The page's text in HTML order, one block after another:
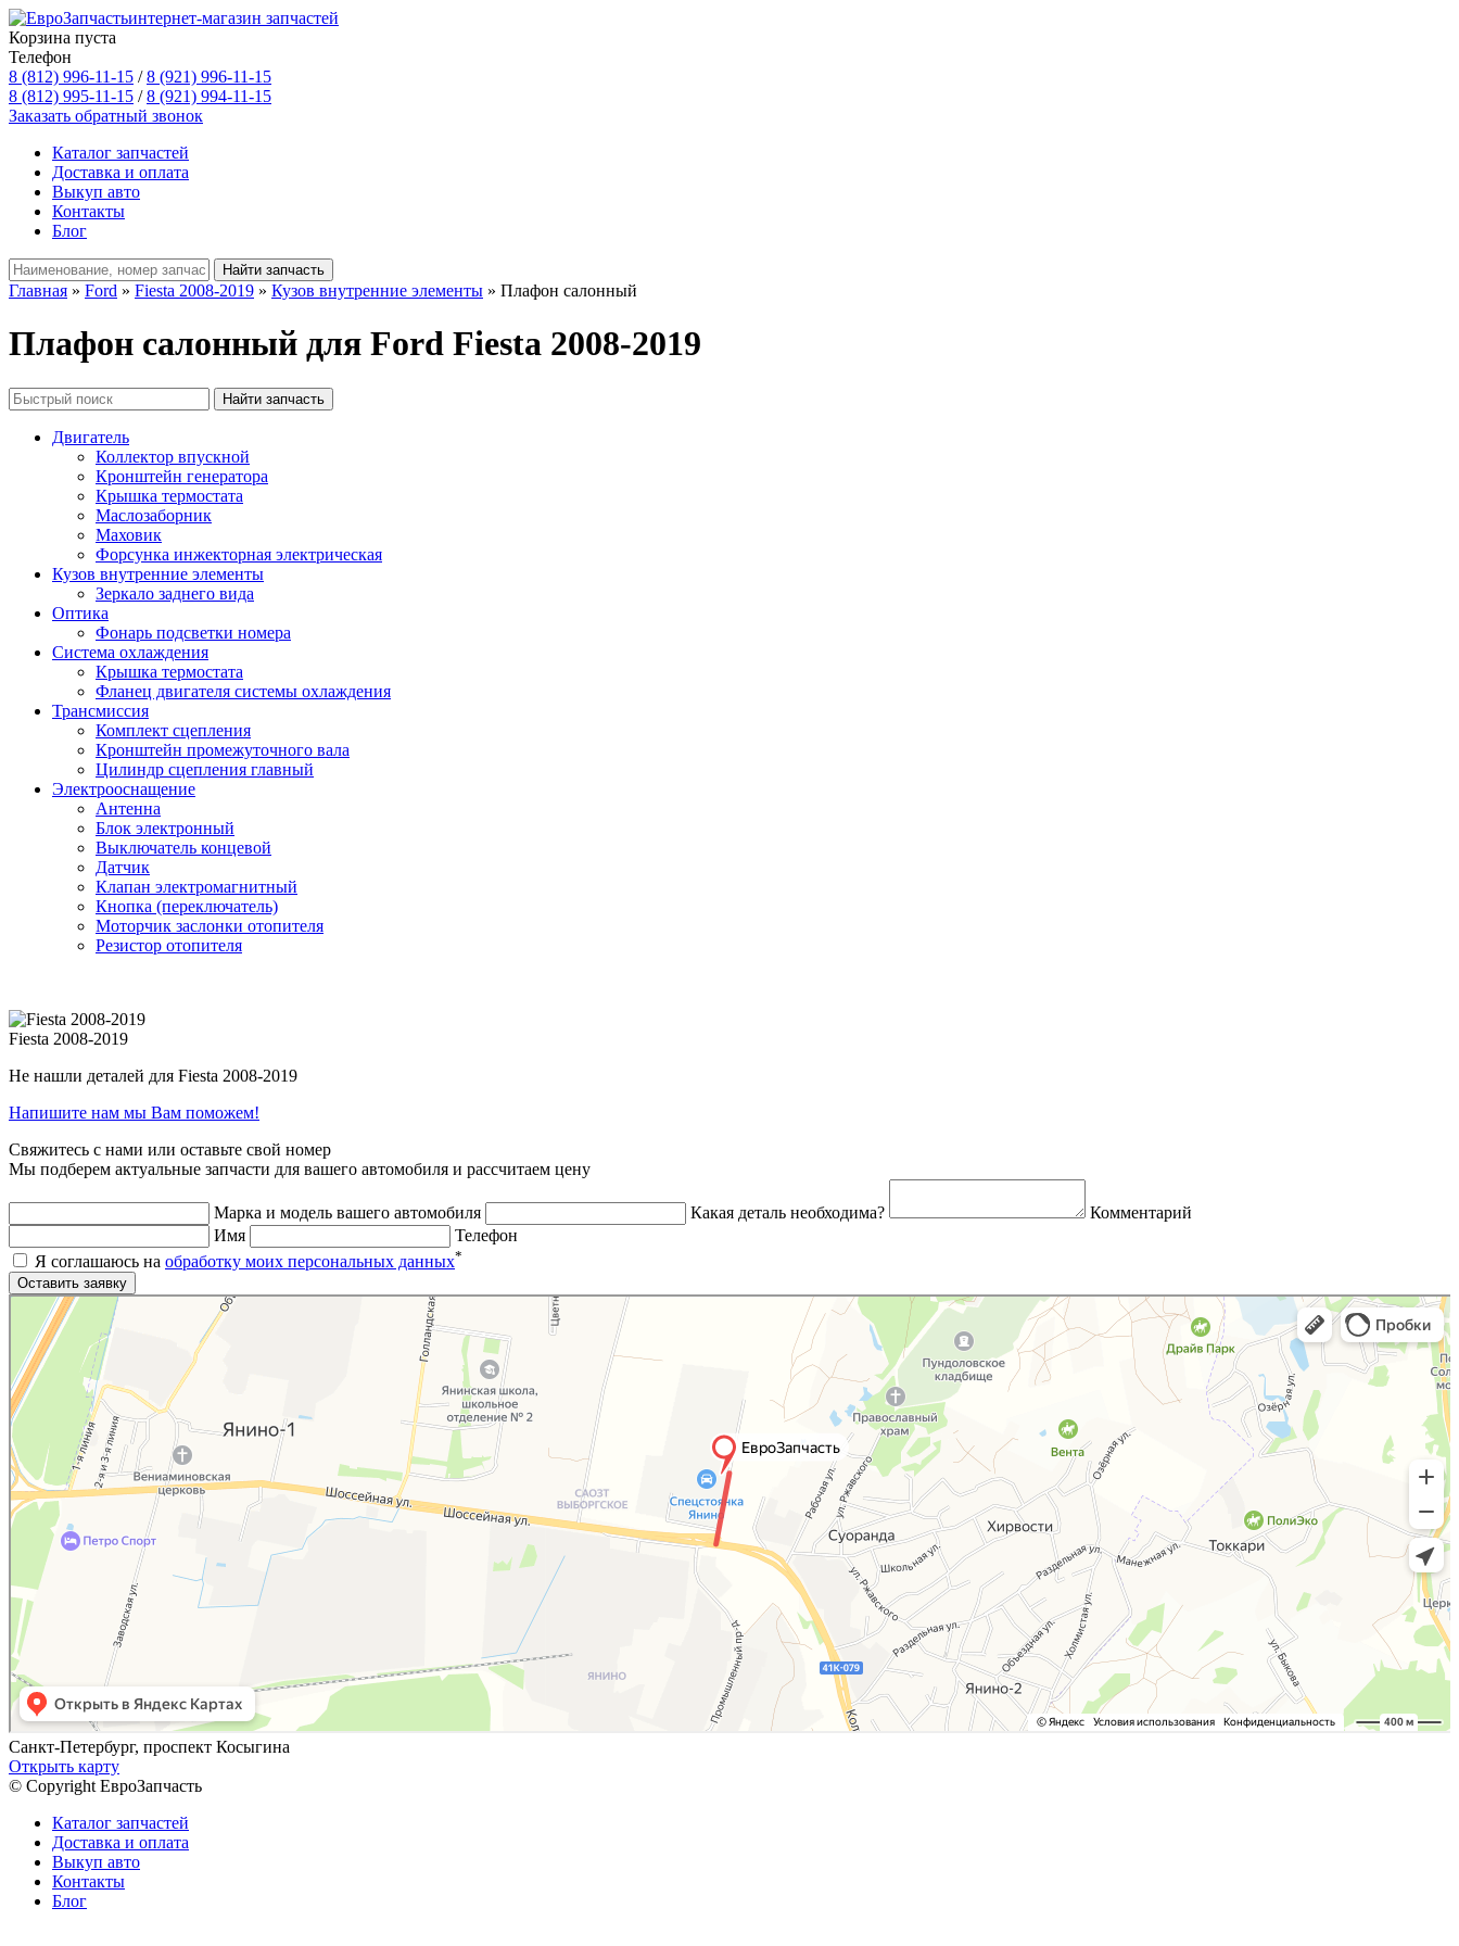
интернет-магазин запчастей
Корзина пуста
Телефон
8 (812) 996-11-15 /8 (921) 996-11-15
8 (812) 995-11-15 /8 (921) 994-11-15
Заказать обратный звонок
Каталог запчастей
Доставка и оплата
Выкуп авто
Контакты
Блог
Главная » Ford » Fiesta 2008-2019 » Кузов внутренние элементы » Плафон салонный
Плафон салонный для Ford Fiesta 2008-2019
Двигатель
Коллектор впускной
Кронштейн генератора
Крышка термостата
Маслозаборник
Маховик
Форсунка инжекторная электрическая
Кузов внутренние элементы
Зеркало заднего вида
Оптика
Фонарь подсветки номера
Система охлаждения
Крышка термостата
Фланец двигателя системы охлаждения
Трансмиссия
Комплект сцепления
Кронштейн промежуточного вала
Цилиндр сцепления главный
Электрооснащение
Антенна
Блок электронный
Выключатель концевой
Датчик
Клапан электромагнитный
Кнопка (переключатель)
Моторчик заслонки отопителя
Резистор отопителя
Fiesta 2008-2019
Не нашли деталей для Fiesta 2008-2019
Напишите нам мы Вам поможем!
Свяжитесь с нами или оставьте свой номер
Мы подберем актуальные запчасти для вашего автомобиля и рассчитаем цену
Марка и модель вашего автомобиля Какая деталь необходима?
Комментарий
Имя
Телефон
Я соглашаюсь на обработку моих персональных данных*
Яндекс.Карты
Яндекс.Карты — поиск мест и адресов, городской транспорт
Санкт-Петербург, проспект Косыгина
Открыть карту
© Copyright ЕвроЗапчасть
Каталог запчастей
Доставка и оплата
Выкуп авто
Контакты
Блог